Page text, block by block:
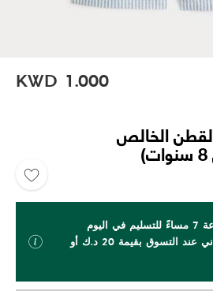
KWD 1.000
الخالص
اطلب بحلول الساعة 7 مساءً للتسليم في اليوم
التالي. توصيل مجاني عند التسوق بقيمة 20 د.ك أو